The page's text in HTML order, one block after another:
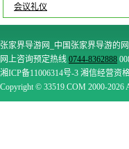
会议礼仪
张家界导游网_中国张家界导游的
网上咨询预定热线 0744-8362888
湘ICP备11006314号-3 湘信经营资
Copyright © 33519.COM 2000-2026